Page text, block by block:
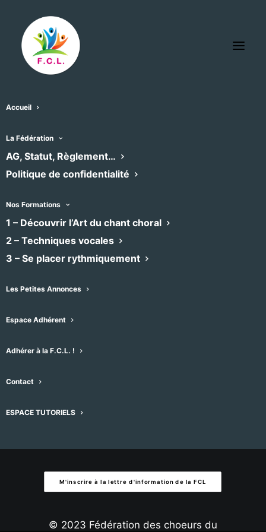
Accueil
La Fédération
AG, Statut, Règlement…
Politique de confidentialité
Nos Formations
1 – Découvrir l’Art du chant choral
2 – Techniques vocales
3 – Se placer rythmiquement
Les Petites Annonces
Espace Adhérent
Adhérer à la F.C.L. !
Contact
ESPACE TUTORIELS
EntraideS Arize-Lèze
Évènements dans ce organisateur
À venir
Sélectionnez
uneÉvènements
M'inscrire à la lettre d'information de la FCL
© 2023 Fédération des choeurs du